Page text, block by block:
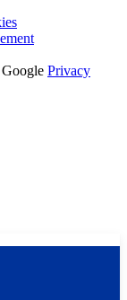
Privacy